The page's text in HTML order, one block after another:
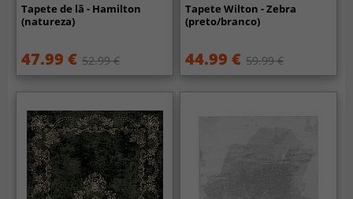
Tapete de lã - Hamilton
(natureza)
47.99 € 52.99 €
Tapete Wilton - Zebra
(preto/branco)
44.99 € 59.99 €